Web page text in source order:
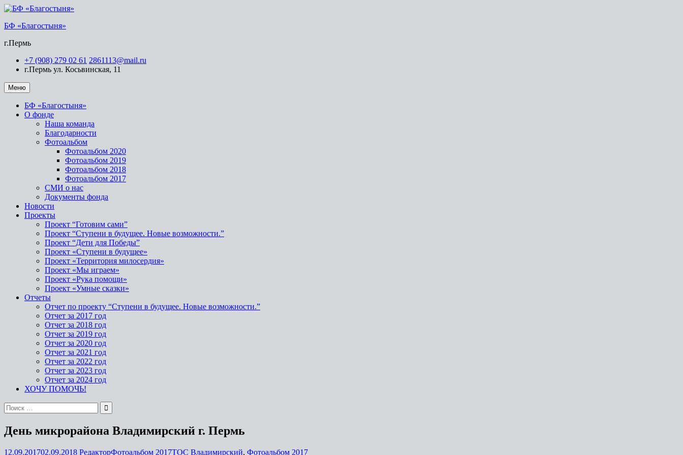
БФ «Благостыня»
г.Пермь
+7 (908) 279 02 61 2861113@mail.ru
г.Пермь ул. Косьвинская, 11
Меню
БФ «Благостыня»
О фонде
Наша команда
Благодарности
Фотоальбом
Фотоальбом 2020
Фотоальбом 2019
Фотоальбом 2018
Фотоальбом 2017
СМИ о нас
Документы фонда
Новости
Проекты
Проект “Готовим сами”
Проект “Ступени в будущее. Новые возможности.”
Проект “Дети для Победы”
Проект «Ступени в будущее»
Проект «Территория милосердия»
Проект «Мы играем»
Проект «Рука помощи»
Проект «Умные сказки»
Отчеты
Отчет по проекту “Ступени в будущее. Новые возможности.”
Отчет за 2017 год
Отчет за 2018 год
Отчет за 2019 год
Отчет за 2020 год
Отчет за 2021 год
Отчет за 2022 год
Отчет за 2023 год
Отчет за 2024 год
ХОЧУ ПОМОЧЬ!
День микрорайона Владимирский г. Пермь
12.09.201702.09.2018 РедакторФотоальбом 2017ТОС Владимирский, Фотоальбом 2017